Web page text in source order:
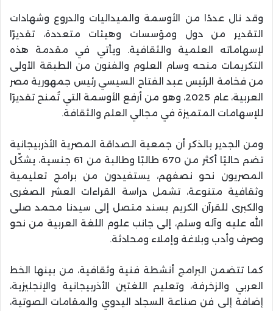
وقد نال عددًا من الأوسمة والميداليات والدروع وشهادات
التقدير من دول ومؤسسات وهيئات متعددة، تقديرًا
لإسهاماته العلمية والثقافية. ويأتي في مقدمة هذه
التكريمات منحه وسام العلوم والفنون من الطبقة الأولى
من فخامة الرئيس عبد الفتاح السيسي رئيس جمهورية مصر
العربية، عام 2025، وهو من أرفع الأوسمة التي تُمنح تقديرًا
للإسهامات المتميزة في مجالي العلم والثقافة.
ومن الجدير بالذكر أن جمعية الصداقة المصرية الأذربيجانية
تضم حاليًا أكثر من 670 طالبًا وطالبة من 61 جنسية، يشكّل
المصريون نحو نصفهم، يستفيدون من برامج تعليمية
وثقافية متنوعة، تشمل دراسة القراءات العشر الصغرى
والكبرى للقرآن الكريم بسند متصل إلى سيدنا محمد صلى
الله عليه وآله وسلم، إلى جانب علوم اللغة العربية من نحو
وصرف وأدب وبلاغة وإملاء ومحادثة.
كما تتضمن البرامج أنشطة فنية وثقافية، من بينها الخط
العربي والزخرفة، وتعليم اللغتين الأذربيجانية والإنجليزية،
إضافة إلى فن صناعة السجاد اليدوي والمقامات الصوتية،